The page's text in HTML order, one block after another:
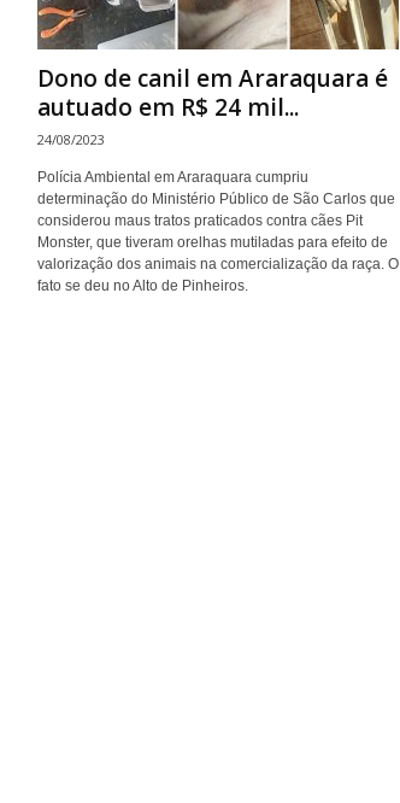
Dono de canil em Araraquara é
autuado em R$ 24 mil...
24/08/2023
Polícia Ambiental em Araraquara cumpriu
determinação do Ministério Público de São Carlos que
considerou maus tratos praticados contra cães Pit
Monster, que tiveram orelhas mutiladas para efeito de
valorização dos animais na comercialização da raça. O
fato se deu no Alto de Pinheiros.